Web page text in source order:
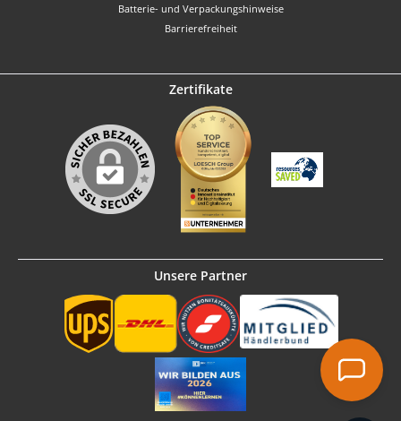
Batterie- und Verpackungshinweise
Barrierefreiheit
Zertifikate
Unsere Partner